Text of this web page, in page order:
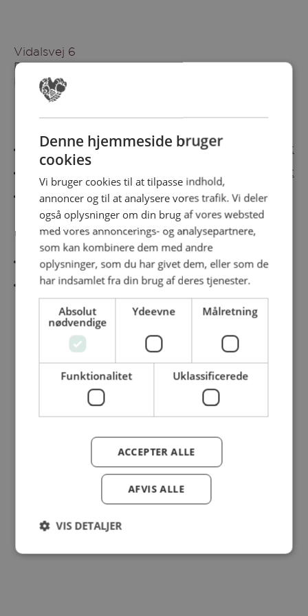
Vidalsvej 6
DK-9230 Svenstrup
Denmark
Besøg vores messesites
Cateringmesse Nord Cateringmesse Midt
Cateringmesse Øst
Cateringmesse Thy
Information
Cookiepolitk
Persondatapolitik
© Dansk Cater A/S - All rights reserved
Denne hjemmeside bruger
cookies
Vi bruger cookies til at tilpasse indhold,
annoncer og til at analysere vores trafik. Vi deler
også oplysninger om din brug af vores websted
med vores annoncerings- og analysepartnere,
som kan kombinere dem med andre
oplysninger, som du har givet dem, eller som de
har indsamlet fra din brug af deres tjenester.
Absolut
nødvendige
Ydeevne Målretning
Funktionalitet Uklassificerede
ACCEPTER ALLE
AFVIS ALLE
VIS DETALJER